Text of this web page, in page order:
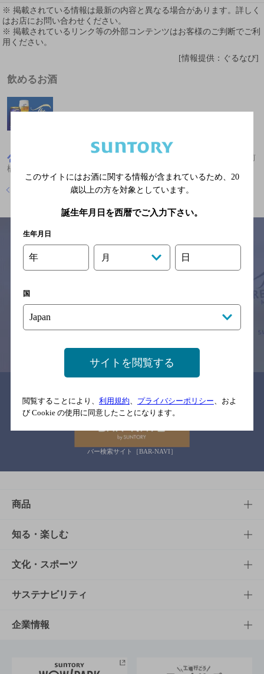
※ 掲載されている情報は最新の内容と異なる場合があります。詳しく
はお店にお問い合わせください。
※ 掲載されているリンク等の外部コンテンツはお客様のご判断でご利
用ください。
[情報提供：ぐるなび]
飲めるお酒
カプリチョーザ けやきウォーク前
橋店
店舗トップに戻る
サイトマップ 利用規約
念のためお店にご確認の上ご来店くださいますようお願い申し上げま
バー検索サイト［BAR-NAVI］
商品
商品TOP
商品一覧
商品発売情報
栄養成分一覧
知る・楽しむ
知る・楽しむTOP
キャンペーン
工場見学
文化・スポーツ
文化・スポーツTOP
サントリーホール
サステナビリティ
サステナビリティTOP
企業情報
このサイトにはお酒に関する情報が含まれているため、 20
歳以上の方を対象としています。
誕生年月日を西暦でご入力下さい。
生年月日
年 月 日
国
サイトを閲覧する
閲覧することにより、 利用規約 プライバシーポリシー 、およ
び Cookie の使用に同意したことになります。